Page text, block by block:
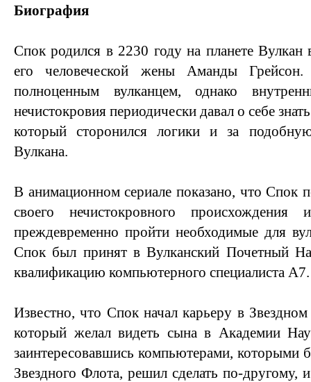
Биография
Спок родился в 2230 году на планете Вулкан
его человеческой жены Аманды
полноценным вулканцем, однако
нечистокровия периодически давал о себе
который сторонился логики и за
Вулкана.
В анимационном сериале показано, что Спок
своего нечистокровного
преждевременно пройти необходимые для
Спок был принят в Вулканский Почетный
квалификацию компьютерного специалиста A7.
Известно, что Спок начал карьеру в
который желал видеть сына в Академии
заинтересовавшись компьютерами, которыми
Звездного Флота, решил сделать по-другому,